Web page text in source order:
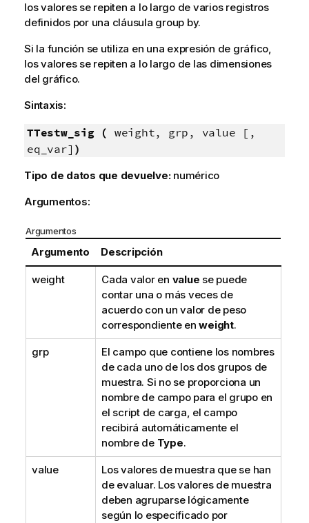
los valores se repiten a lo largo de varios registros
definidos por una cláusula group by.
Si la función se utiliza en una expresión de gráfico,
los valores se repiten a lo largo de las dimensiones
del gráfico.
Sintaxis:
TTestw_sig ( weight, grp, value [,
eq_var] )
Tipo de datos que devuelve: numérico
Argumentos:
Argumentos
Argumento Descripción
weight Cada valor en value se puede
contar una o más veces de
acuerdo con un valor de peso
correspondiente enweight.
grp
El campo que contiene los nombres
de cada uno de los dos grupos de
muestra. Si no se proporciona un
nombre de campo para el grupo en
el script de carga, el campo
recibirá automáticamente el
nombre de Type.
value
Los valores de muestra que se han
de evaluar. Los valores de muestra
deben agruparse lógicamente
según lo especificado por